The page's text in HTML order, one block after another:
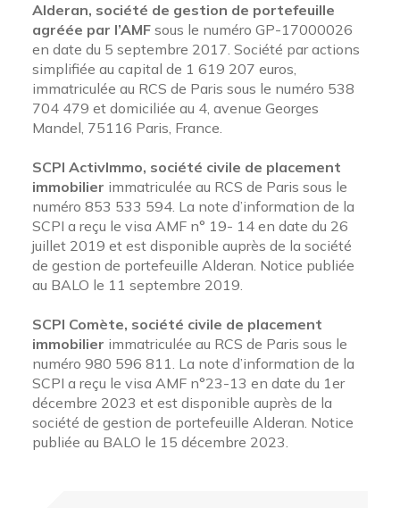
Alderan, société de gestion de portefeuille
agréée par l’AMFsous le numéro GP-17000026
en date du 5 septembre 2017. Société par actions
simplifiée au capital de 1 619 207 euros,
immatriculée au RCS de Paris sous le numéro 538
704 479 et domiciliée au 4, avenue Georges
Mandel, 75116 Paris, France.
SCPI ActivImmo, société civile de placement
immobilier immatriculée au RCS de Paris sous le
numéro 853 533 594. La note d’information de la
SCPI a reçu le visa AMF n° 19- 14 en date du 26
juillet 2019 et est disponible auprès de la société
de gestion de portefeuille Alderan. Notice publiée
au BALO le 11 septembre 2019.
SCPI Comète, société civile de placement
immobilier immatriculée au RCS de Paris sous le
numéro 980 596 811. La note d’information de la
SCPI a reçu le visa AMF n°23-13 en date du 1er
décembre 2023 et est disponible auprès de la
société de gestion de portefeuille Alderan. Notice
publiée au BALO le 15 décembre 2023.